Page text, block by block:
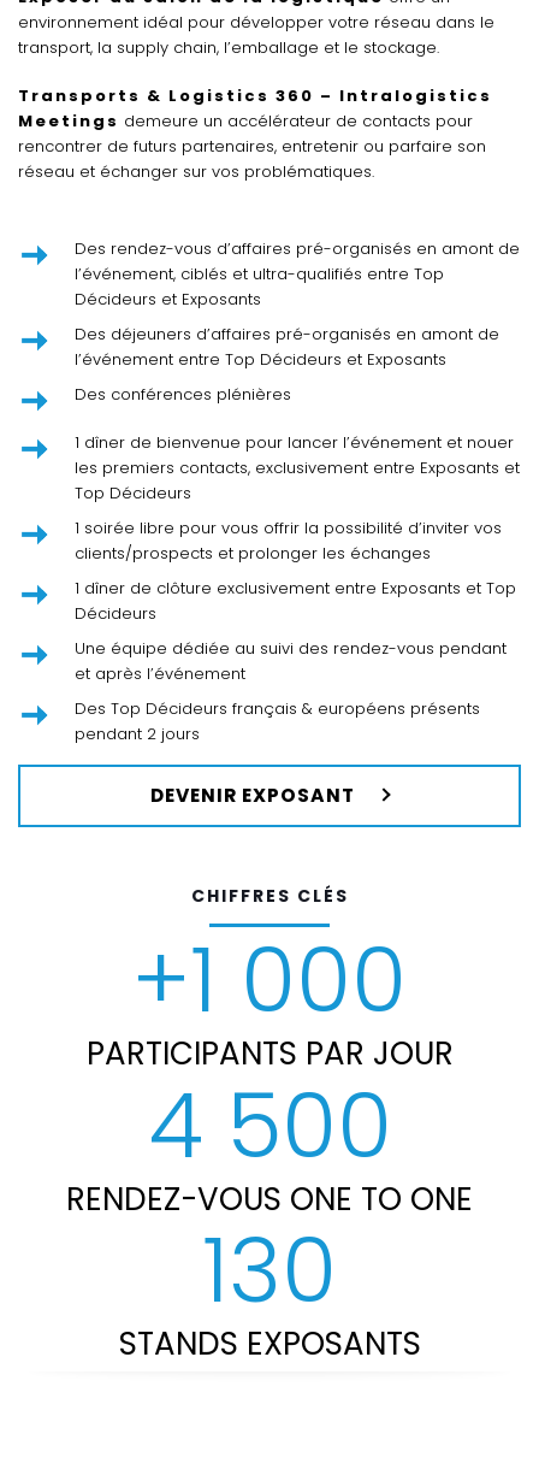
environnement idéal pour développer votre réseau dans le
transport, la supply chain, l’emballage et le stockage.
Transports & Logistics 360 – Intralogistics
Meetings demeure un accélérateur de contacts pour
rencontrer de futurs partenaires, entretenir ou parfaire son
réseau et échanger sur vos problématiques.
Des rendez-vous d’affaires pré-organisés en amont de
l’événement, ciblés et ultra-qualifiés entre Top
Décideurs et Exposants
Des déjeuners d’affaires pré-organisés en amont de
l’événement entre Top Décideurs et Exposants
Des conférences plénières
1 dîner de bienvenue pour lancer l’événement et nouer
les premiers contacts, exclusivement entre Exposants et
Top Décideurs
1 soirée libre pour vous offrir la possibilité d’inviter vos
clients/prospects et prolonger les échanges
1 dîner de clôture exclusivement entre Exposants et Top
Décideurs
Une équipe dédiée au suivi des rendez-vous pendant
et après l’événement
Des Top Décideurs français & européens présents
pendant 2 jours
DEVENIR EXPOSANT
CHIFFRES CLÉS
+1 000
PARTICIPANTS PAR JOUR
4 500
RENDEZ-VOUS ONE TO ONE
130
STANDS EXPOSANTS